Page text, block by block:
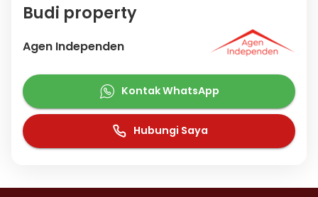
Budi property
Agen Independen
Kontak WhatsApp
Hubungi Saya